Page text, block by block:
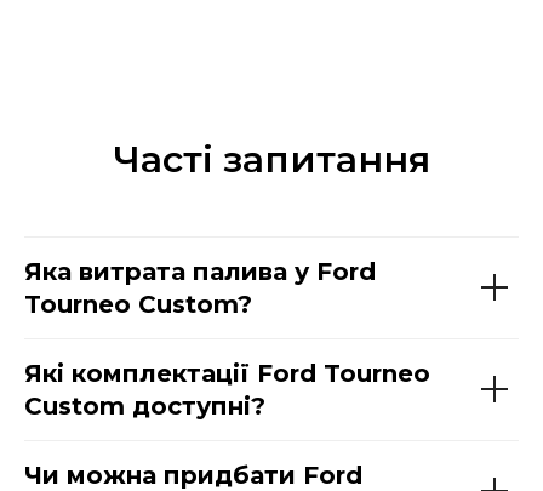
Часті запитання
Яка витрата палива у Ford
Tourneo Custom?
Які комплектації Ford Tourneo
Custom доступні?
Чи можна придбати Ford